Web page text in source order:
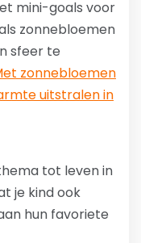
mini-goals voor
zonnebloemen
sfeer te
zonnebloemen
uitstralen in
tot leven in
je kind ook
hun favoriete